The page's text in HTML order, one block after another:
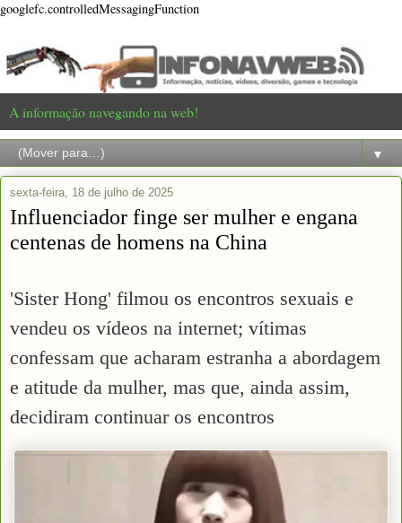
googlefc.controlledMessagingFunction
A informação navegando na web!
▼
sexta-feira, 18 de julho de 2025
Influenciador finge ser mulher e engana
centenas de homens na China
'Sister Hong' filmou os encontros sexuais e
vendeu os vídeos na internet; vítimas
confessam que acharam estranha a abordagem
e atitude da mulher, mas que, ainda assim,
decidiram continuar os encontros